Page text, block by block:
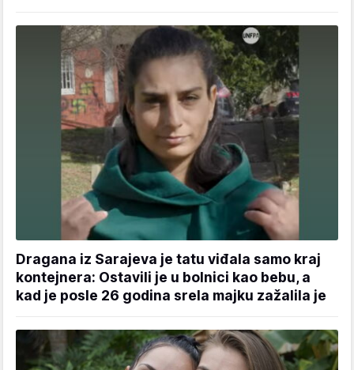
Dragana iz Sarajeva je tatu viđala samo kraj
kontejnera: Ostavili je u bolnici kao bebu, a
kad je posle 26 godina srela majku zažalila je